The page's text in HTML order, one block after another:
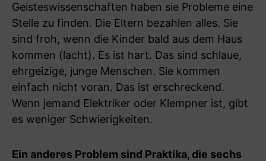
Geisteswissenschaften haben sie Probleme eine
Stelle zu finden. Die Eltern bezahlen alles. Sie
sind froh, wenn die Kinder bald aus dem Haus
kommen (lacht). Es ist hart. Das sind schlaue,
ehrgeizige, junge Menschen. Sie kommen
einfach nicht voran. Das ist erschreckend.
Wenn jemand Elektriker oder Klempner ist, gibt
es weniger Schwierigkeiten.
Ein anderes Problem sind Praktika, die sechs